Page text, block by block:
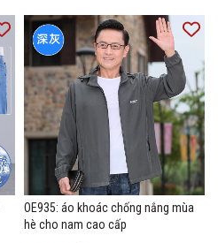
OE935: áo khoác chống nắng mùa
hè cho nam cao cấp